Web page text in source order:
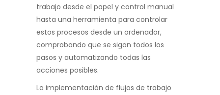
trabajo desde el papel y control manual
hasta una herramienta para controlar
estos procesos desde un ordenador,
comprobando que se sigan todos los
pasos y automatizando todas las
acciones posibles.
La implementación de flujos de trabajo